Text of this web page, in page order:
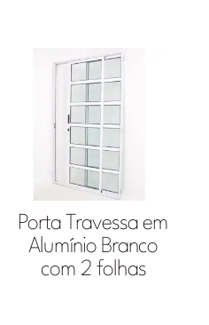
Porta Travessa em
Alumínio Branco
com 2 folhas